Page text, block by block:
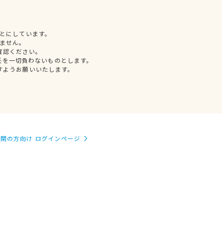
しています。
せん。
ください。
一切負わないものとします。
うお願いいたします。
の方向け ログインページ